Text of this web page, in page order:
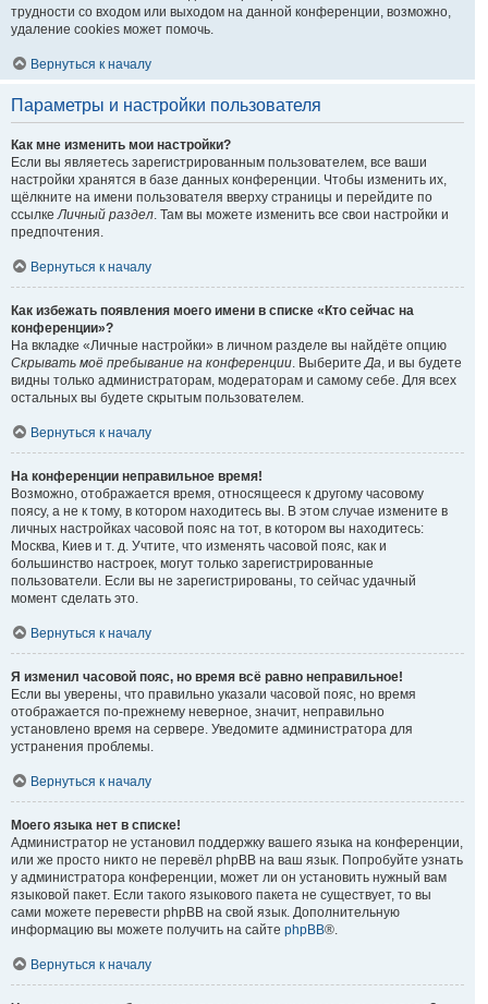
трудности со входом или выходом на данной конференции, возможно,
удаление cookies может помочь.
Вернуться к началу
Параметры и настройки пользователя
Как мне изменить мои настройки?
Если вы являетесь зарегистрированным пользователем, все ваши
настройки хранятся в базе данных конференции. Чтобы изменить их,
щёлкните на имени пользователя вверху страницы и перейдите по
ссылкеЛичный раздел. Там вы можете изменить все свои настройки и
предпочтения.
Вернуться к началу
Как избежать появления моего имени в списке «Кто сейчас на
конференции»?
На вкладке «Личные настройки» в личном разделе вы найдёте опцию
Скрывать моё пребывание на конференции. ВыберитеДа, и вы будете
видны только администраторам, модераторам и самому себе. Для всех
остальных вы будете скрытым пользователем.
Вернуться к началу
На конференции неправильное время!
Возможно, отображается время, относящееся к другому часовому
поясу, а не к тому, в котором находитесь вы. В этом случае измените в
личных настройках часовой пояс на тот, в котором вы находитесь:
Москва, Киев и т. д. Учтите, что изменять часовой пояс, как и
большинство настроек, могут только зарегистрированные
пользователи. Если вы не зарегистрированы, то сейчас удачный
момент сделать это.
Вернуться к началу
Я изменил часовой пояс, но время всё равно неправильное!
Если вы уверены, что правильно указали часовой пояс, но время
отображается по-прежнему неверное, значит, неправильно
установлено время на сервере. Уведомите администратора для
устранения проблемы.
Вернуться к началу
Моего языка нет в списке!
Администратор не установил поддержку вашего языка на конференции,
или же просто никто не перевёл phpBB на ваш язык. Попробуйте узнать
у администратора конференции, может ли он установить нужный вам
языковой пакет. Если такого языкового пакета не существует, то вы
сами можете перевести phpBB на свой язык. Дополнительную
информацию вы можете получить на сайте phpBB®.
Вернуться к началу